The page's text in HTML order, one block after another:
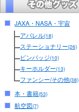
JAXA・NASA・宇宙
アパレル(18)
ステーショナリー(26)
ピンバッジ(10)
キーホルダー(13)
ファンシー/その他(38)
本・書籍(53)
航空図(7)